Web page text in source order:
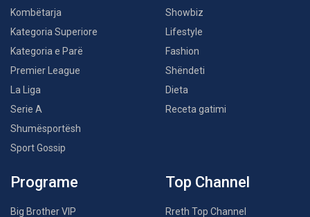
Kombëtarja
Kategoria Superiore
Kategoria e Parë
Premier League
La Liga
Serie A
Shumësportësh
Sport Gossip
Showbiz
Lifestyle
Fashion
Shëndeti
Dieta
Receta gatimi
Programe
Big Brother VIP
Top Channel
Rreth Top Channel